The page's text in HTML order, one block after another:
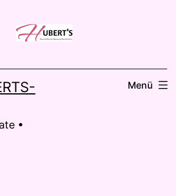
•
Menü